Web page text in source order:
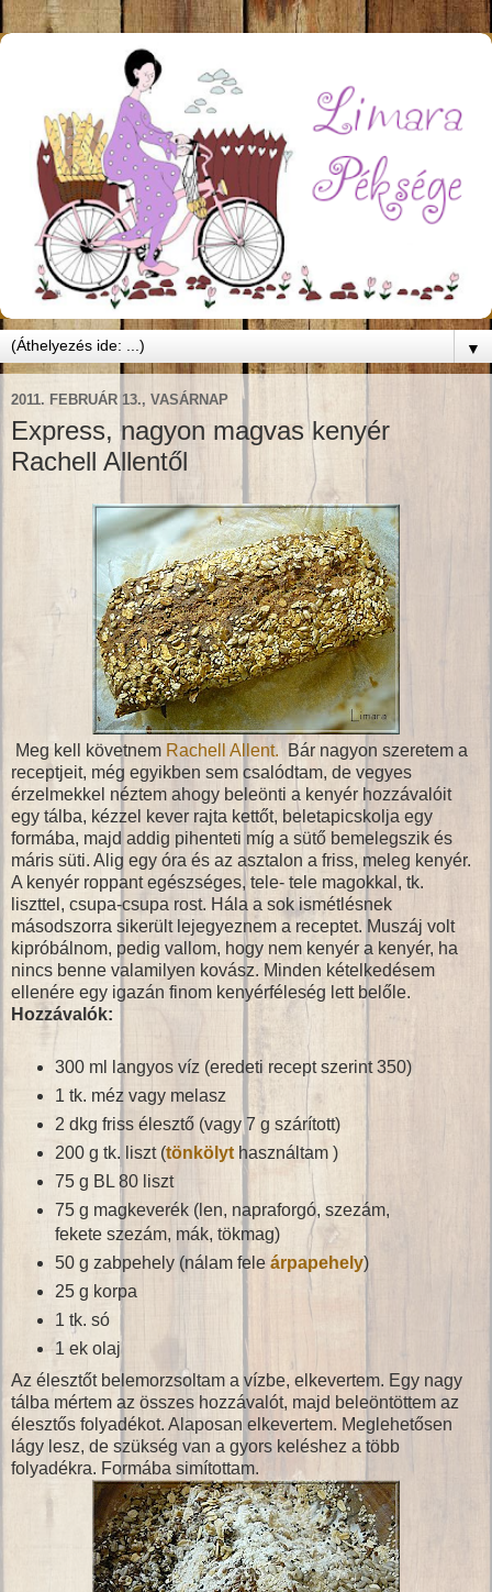
▼
2011. FEBRUÁR 13., VASÁRNAP
Express, nagyon magvas kenyér
Rachell Allentől
Meg kell követnem Rachell Allent. Bár nagyon szeretem a
receptjeit, még egyikben sem csalódtam, de vegyes
érzelmekkel néztem ahogy beleönti a kenyér hozzávalóit
egy tálba, kézzel kever rajta kettőt, beletapicskolja egy
formába, majd addig pihenteti míg a sütő bemelegszik és
máris süti. Alig egy óra és az asztalon a friss, meleg kenyér.
A kenyér roppant egészséges, tele- tele magokkal, tk.
liszttel, csupa-csupa rost. Hála a sok ismétlésnek
másodszorra sikerült lejegyeznem a receptet. Muszáj volt
kipróbálnom, pedig vallom, hogy nem kenyér a kenyér, ha
nincs benne valamilyen kovász. Minden kételkedésem
ellenére egy igazán finom kenyérféleség lett belőle.
Hozzávalók:
300 ml langyos víz (eredeti recept szerint 350)
1 tk. méz vagy melasz
2 dkg friss élesztő (vagy 7 g szárított)
200 g tk. liszt (tönkölythasználtam )
75 g BL 80 liszt
75 g magkeverék (len, napraforgó, szezám,
fekete szezám, mák, tökmag)
50 g zabpehely (nálam fele árpapehely)
25 g korpa
1 tk. só
1 ek olaj
Az élesztőt belemorzsoltam a vízbe, elkevertem. Egy nagy
tálba mértem az összes hozzávalót, majd beleöntöttem az
élesztős folyadékot. Alaposan elkevertem. Meglehetősen
lágy lesz, de szükség van a gyors keléshez a több
folyadékra. Formába simítottam.